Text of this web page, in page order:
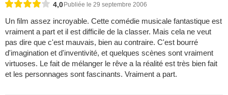
4,0 Publiée le 29 septembre 2006
Un film assez incroyable. Cette comédie musicale fantastique est
vraiment a part et il est difficile de la classer. Mais cela ne veut
pas dire que c'est mauvais, bien au contraire. C'est bourré
d'imagination et d'inventivité, et quelques scènes sont vraiment
virtuoses. Le fait de mélanger le rêve a la réalité est très bien fait
et les personnages sont fascinants. Vraiment a part.